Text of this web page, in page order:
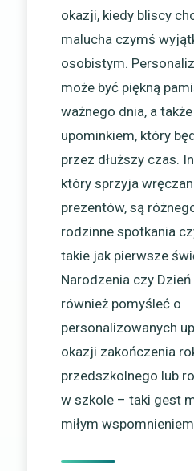
okazji, kiedy bliscy
malucha czymś
osobistym.
może być piękną
ważnego dnia, a
upominkiem, który
przez dłuższy czas.
który sprzyja
prezentów, są
rodzinne spotkania
takie jak pierwsze
Narodzenia czy
również pomyśleć o
personalizowanych
okazji zakończenia
przedszkolnego lub
w szkole – taki gest
miłym